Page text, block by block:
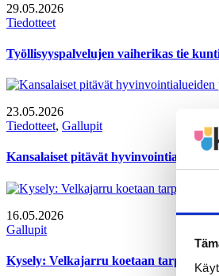
29.05.2026
Tiedotteet
Työllisyyspalvelujen vaiherikas tie
23.05.2026
Tiedotteet, Gallupit
Kansalaiset pitävät
16.05.2026
Gallupit
Kysely: Velkajarru koetaan